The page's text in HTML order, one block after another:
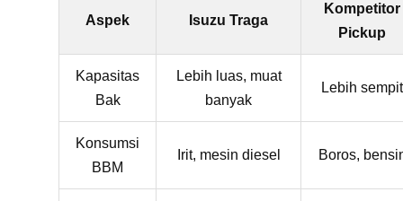
Aspek Isuzu Traga
Kompetitor
Pickup
Kapasitas
Bak
Lebih luas, muat
banyak
Lebih sempit
Konsumsi
BBM
Irit, mesin diesel Boros,